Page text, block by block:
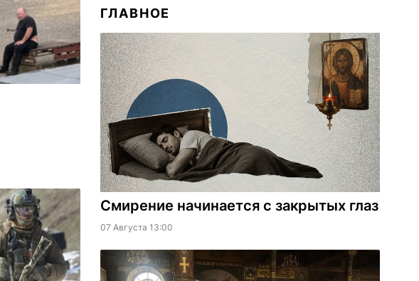
ГЛАВНОЕ
Смирение начинается с закрытых глаз
07 Августа 13:00